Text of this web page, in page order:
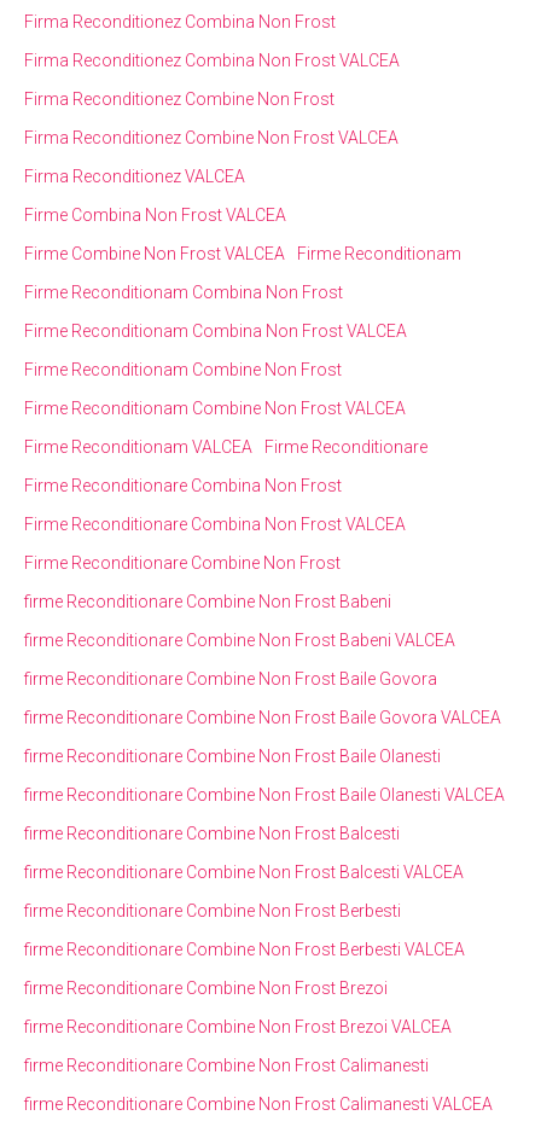
Firma Reconditionez Combina Non Frost
Firma Reconditionez Combina Non Frost VALCEA
Firma Reconditionez Combine Non Frost
Firma Reconditionez Combine Non Frost VALCEA
Firma Reconditionez VALCEA
Firme Combina Non Frost VALCEA
Firme Combine Non Frost VALCEA
Firme Reconditionam
Firme Reconditionam Combina Non Frost
Firme Reconditionam Combina Non Frost VALCEA
Firme Reconditionam Combine Non Frost
Firme Reconditionam Combine Non Frost VALCEA
Firme Reconditionam VALCEA
Firme Reconditionare
Firme Reconditionare Combina Non Frost
Firme Reconditionare Combina Non Frost VALCEA
Firme Reconditionare Combine Non Frost
firme Reconditionare Combine Non Frost Babeni
firme Reconditionare Combine Non Frost Babeni VALCEA
firme Reconditionare Combine Non Frost Baile Govora
firme Reconditionare Combine Non Frost Baile Govora VALCEA
firme Reconditionare Combine Non Frost Baile Olanesti
firme Reconditionare Combine Non Frost Baile Olanesti VALCEA
firme Reconditionare Combine Non Frost Balcesti
firme Reconditionare Combine Non Frost Balcesti VALCEA
firme Reconditionare Combine Non Frost Berbesti
firme Reconditionare Combine Non Frost Berbesti VALCEA
firme Reconditionare Combine Non Frost Brezoi
firme Reconditionare Combine Non Frost Brezoi VALCEA
firme Reconditionare Combine Non Frost Calimanesti
firme Reconditionare Combine Non Frost Calimanesti VALCEA